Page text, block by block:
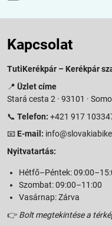
Kapcsolat
TutiKerékpár – Kerékpár
📍 Üzlet címe
Stará cesta 2 · 93101 ·
📞 Telefon: +421 917
📧 E-mail:
Nyitvatartás:
Hétfő–Péntek:
Szombat: 09:00–11:00
Vasárnap: Zárva
👉 Bolt megtekintése a